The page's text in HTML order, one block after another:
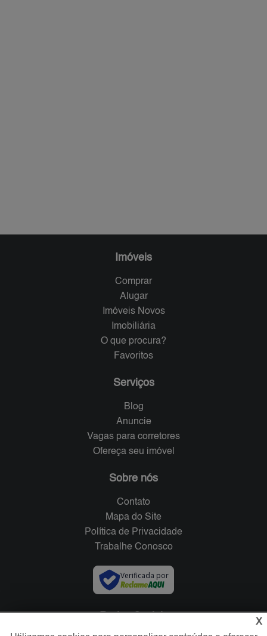
Imóveis
Comprar
Alugar
Imóveis Novos
Imobiliária
O que procura?
Favoritos
Serviços
Blog
Anuncie
Vagas para corretores
Ofereça seu imóvel
Sobre nós
Contato
Mapa do Site
Política de Privacidade
Trabalhe Conosco
Verificada por
Redes Sociais
X